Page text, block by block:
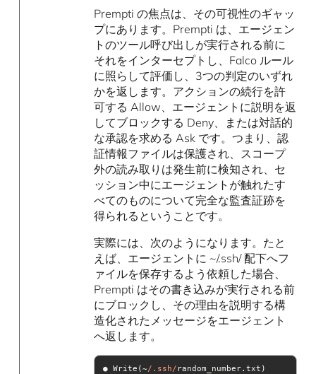
Prempti の焦点は、その可視性のギャッ
プにあります。Prempti は、エージェン
トのツール呼び出しが実行される前に
それをインターセプトし、Falco ルール
に照らして評価し、3つの判定のいずれ
かを返します。アクションの続行を許
可する Allow、エージェントに説明を返
してブロックする Deny、または対話的
な承認を求める Ask です。つまり、認
証情報ファイルは保護され、スコープ
外の読み取りは発生前に検知され、セ
ッション中にエージェントが触れたす
べてのものについて完全な監査証跡を
得られるということです。
実際には、次のようになります。たと
えば、エージェントに ~/.ssh/ 配下へフ
ァイルを保存するよう依頼した場合、
Prempti はその書き込みが実行される前
にブロックし、その理由を説明する構
造化されたメッセージをエージェント
へ返します。
● Write(~/.ssh/